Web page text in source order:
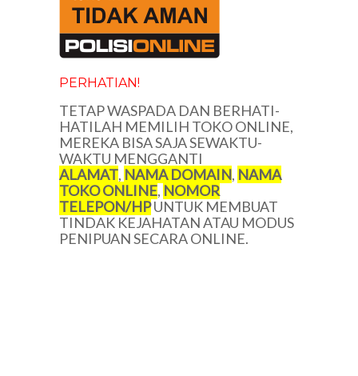
PERHATIAN!
TETAP WASPADA DAN BERHATI-
HATILAH MEMILIH TOKO ONLINE,
MEREKA BISA SAJA SEWAKTU-
WAKTU MENGGANTI
ALAMAT, NAMA DOMAIN, NAMA
TOKO ONLINE, NOMOR
TELEPON/HPUNTUK MEMBUAT
TINDAK KEJAHATAN ATAU MODUS
PENIPUAN SECARA ONLINE.